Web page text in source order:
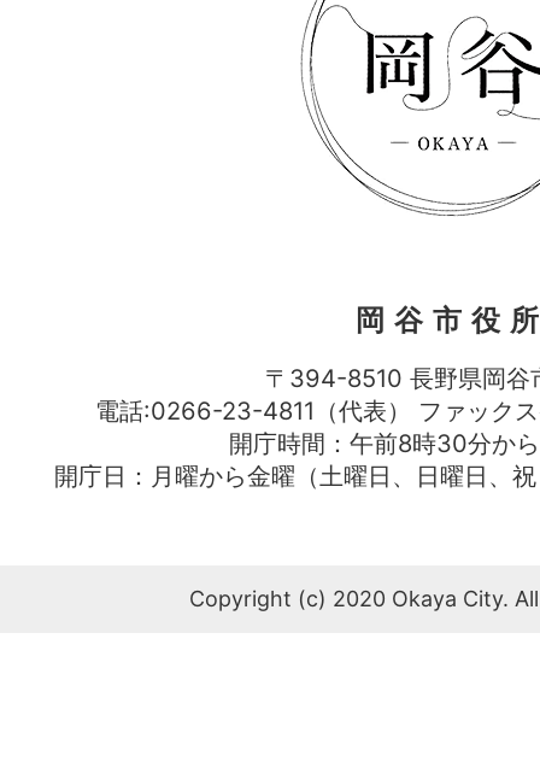
岡谷市役
〒394-8510 長野県岡谷
電話:0266-23-4811（代表） ファッ
開庁時間：午前8時30分か
開庁日：月曜から金曜（土曜日、日曜日、
Copyright (c) 2020 Okaya City.